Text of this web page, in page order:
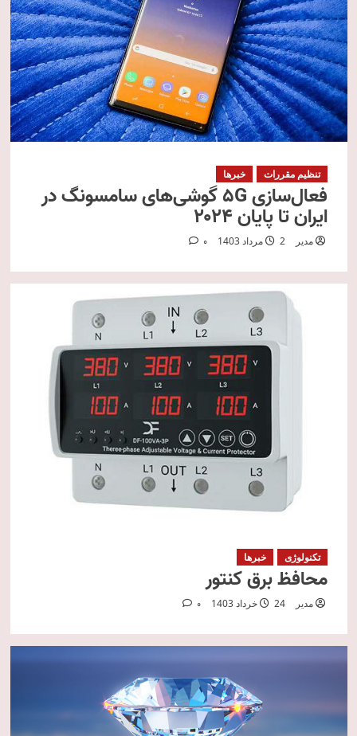
تنظیم مقررات خبرها
فعال‌سازی 5G گوشی‌های سامسونگ در
ایران تا پایان ۲۰۲۴
مدیر 2 مرداد 1403 0
تکنولوژی خبرها
محافظ برق کنتور
مدیر 24 خرداد 1403 0